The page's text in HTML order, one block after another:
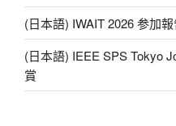
(日本語) IWAIT 2026 参加
(日本語) IEEE SPS Tokyo
賞